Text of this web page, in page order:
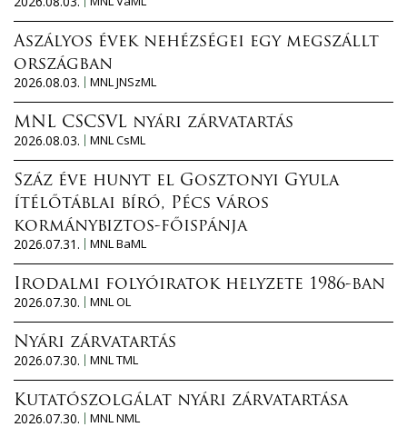
Aszályos évek nehézségei egy megszállt
országban
2026.08.03.
MNL JNSzML
MNL CSCSVL nyári zárvatartás
2026.08.03.
MNL CsML
Száz éve hunyt el Gosztonyi Gyula
ítélőtáblai bíró, Pécs város
kormánybiztos-főispánja
2026.07.31.
MNL BaML
Irodalmi folyóiratok helyzete 1986-ban
2026.07.30.
MNL OL
Nyári zárvatartás
2026.07.30.
MNL TML
Kutatószolgálat nyári zárvatartása
2026.07.30.
MNL NML